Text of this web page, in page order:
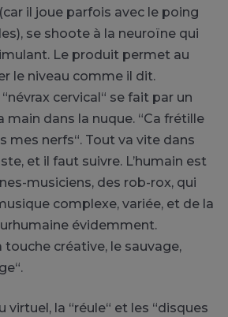
il joue parfois avec le poing
se shoote à la neuroïne qui
Le produit permet au
le niveau comme il dit.
cervical“ se fait par un
main dans la nuque. “Ca frétille
mes nerfs“. Tout va vite dans
et il faut suivre. L’humain est
musiciens, des rob-rox, qui
complexe, variée, et de la
évidemment.
touche créative, le sauvage,
virtuel, la “réule“ et les “disques